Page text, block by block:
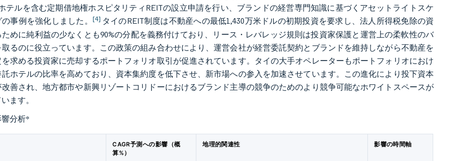
テルを含む定期借地権ホスピタリティREITの設立申請を行い、ブランドの経営専門知識に基づくアセットライトスケ
事例を強化しました。 [4] タイのREIT制度は不動産への最低1,430万米ドルの初期投資を要求し、法人所得税免除の資
めに純利益の少なくとも90%の分配を義務付けており、リース・レバレッジ規則は投資家保護と運営上の柔軟性のバ
るのに役立っています。この政策の組み合わせにより、運営会社が経営委託契約とブランドを維持しながら不動産を
求める投資家に売却するポートフォリオ取引が促進されています。タイの大手オペレーターもポートフォリオにおけ
託ホテルの比率を高めており、資本集約度を低下させ、新市場への参入を加速させています。この進化により投下資本
善され、地方都市や新興リゾートコリドーにおけるブランド主導の競争のためのより競争可能なホワイトスペースが
ます。
分析*
CAGR予測への影響（概
算%）
地理的関連性 影響の時間軸